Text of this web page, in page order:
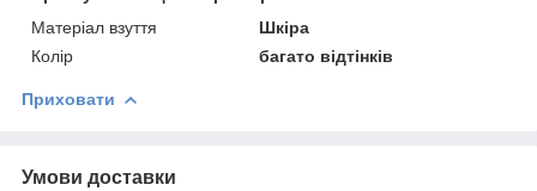
Матеріал взуття
Шкіра
Колір
багато відтінків
Приховати
Умови доставки